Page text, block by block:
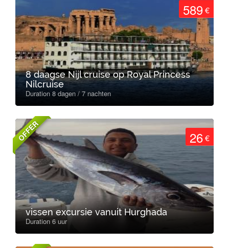
589€
8 daagse Nijl cruise op Royal Princess
Nilcruise
Duration 8 dagen / 7 nachten
OFFER 26€
vissen excursie vanuit Hurghada
Duration 6 uur